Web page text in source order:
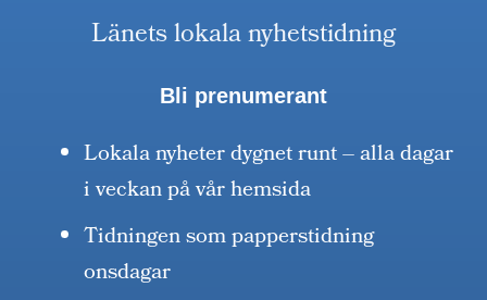
Länets lokala nyhetstidning
Bli prenumerant
Lokala nyheter dygnet runt – alla dagar
i veckan på vår hemsida
Tidningen som papperstidning
onsdagar